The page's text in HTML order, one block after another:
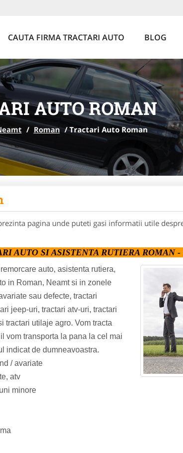
CAUTA FIRMA TRACTARI AUTO BLOG
AUTO ROMAN
/ Roman /Tractari Auto Roman
pagina unde puteti gasi informatii utile
AUTO SI ASISTENTA RUTIERA ROMAN
auto, asistenta rutiera,
in Roman, Neamt si in zonele
sau defecte, tractari
jeep-uri, tractari atv-uri, tractari
tractari utilaje agro. Vom tracta
vom transporta la pana la cel mai
indicat de dumneavoastra.
/ avariate
atv
minore